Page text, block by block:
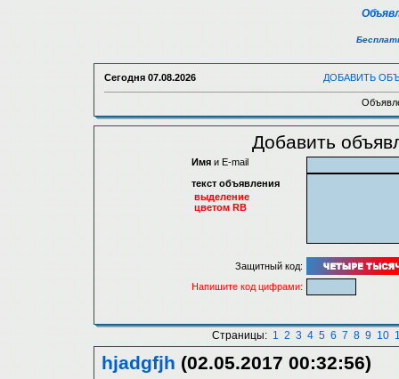
Сегодня 07.08.2026 ДОБАВИТЬ
Добавить
Имя и E-mail
текст объявления
выделение
цветом RB
Защитный код:
Напишите код цифрами:
Страницы: 1 2 3 4 5 6 7 8 9 10
hjadgfjh (02.05.2017 00:32:56)